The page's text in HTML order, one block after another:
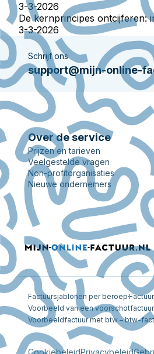
3-3-2026
De kernprincipes ontcijferen:
3-3-2026
Schrijf ons
support@mijn-online-
Over de service
Prijzen en tarieven
Veelgestelde vragen
Non-profitorganisaties
Nieuwe ondernemers
Factuursjablonen per beroep
Voorbeeld van een voorschotfactuur
Voorbeeldfactuur met btw – btw-
CookiebeleidPrivacybeleid